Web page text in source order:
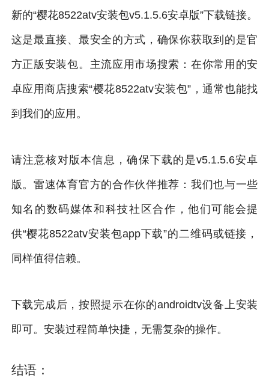
新的“樱花8522atv安装包v5.1.5.6安卓版”下载链接。
这是最直接、最安全的方式，确保你获取到的是官
方正版安装包。主流应用市场搜索：在你常用的安
卓应用商店搜索“樱花8522atv安装包”，通常也能找
到我们的应用。
请注意核对版本信息，确保下载的是v5.1.5.6安卓
版。雷速体育官方的合作伙伴推荐：我们也与一些
知名的数码媒体和科技社区合作，他们可能会提
供“樱花8522atv安装包app下载”的二维码或链接，
同样值得信赖。
下载完成后，按照提示在你的androidtv设备上安装
即可。安装过程简单快捷，无需复杂的操作。
结语：